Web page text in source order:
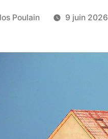
Poulain 9 juin 2026